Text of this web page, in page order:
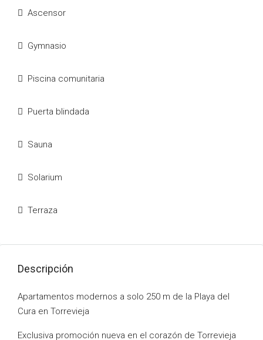
Ascensor
Gymnasio
Piscina comunitaria
Puerta blindada
Sauna
Solarium
Terraza
Descripción
Apartamentos modernos a solo 250 m de la Playa del
Cura en Torrevieja
Exclusiva promoción nueva en el corazón de Torrevieja